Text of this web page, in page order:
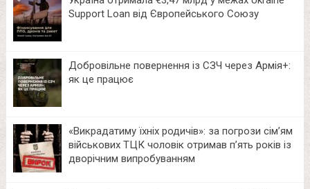
Support Loan від Європейського Союзу
Добровільне повернення із СЗЧ через Армія+:
як це працює
«Викрадатиму їхніх родичів»: за погрози сім’ям
військових ТЦК чоловік отримав п’ять років із
дворічним випробуванням